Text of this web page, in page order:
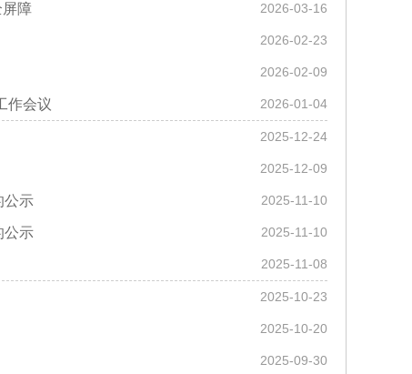
2026-03-16
屏障
2026-02-23
2026-02-09
2026-01-04
作会议
2025-12-24
2025-12-09
2025-11-10
公示
2025-11-10
公示
2025-11-08
2025-10-23
2025-10-20
2025-09-30